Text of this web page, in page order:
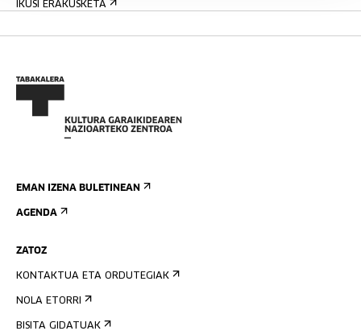
IKUSI ERAKUSKETA
EMAN IZENA BULETINEAN
AGENDA
ZATOZ
KONTAKTUA ETA ORDUTEGIAK
NOLA ETORRI
BISITA GIDATUAK